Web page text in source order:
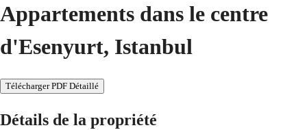
Appartements dans le centre
d'Esenyurt, Istanbul
Télécharger PDF Détaillé
Détails de la propriété